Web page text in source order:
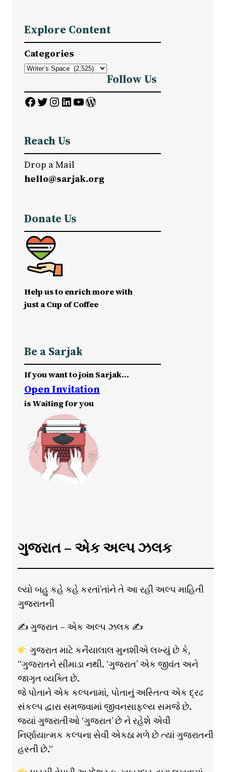
r
c
h
Explore Content
Categories
Follow Us
Facebook Twitter InstagramLinkedIn YouTube WordPress
Reach Us
Drop a Mail
hello@sarjak.org
Donate Us
Help us to enrich more with
just a Cup of Coffee
Be a Sarjak
If you want to join Sarjak…
Open Invitation
is Waiting for you
ગુજરાત – એક અલ્પ ઝલક
લ્યો બહુ કહે કહે કરતાં’તાંને તે આ રહી અલ્પ માહિતી
ગુજરાતની
✍ ગુજરાત – એક અલ્પ ઝલક ✍
ગુજરાત માટે કનૈયાલાલ મુનશીએ લખ્યું છે કે,
“ગુજરાતને સીમાડા નથી. ‘ગુજરાત’ એક જીવંત અને
જાગૃત વ્યક્તિ છે.
જે પોતાને એક કલ્પનામાં, પોતાનું અસ્તિત્વ એક દ્રઢ
સંકલ્પ દ્વારા સમજવામાં જીવનસાફલ્ય સમજે છે.
જ્યાં ગુજરાતીઓ ‘ગુજરાત’ છે ને રહેશે એવી
નિર્ણાયાત્મક કલ્પના સેવી એકઠા મળે છે ત્યાં ગુજરાતની
હસ્તી છે.”